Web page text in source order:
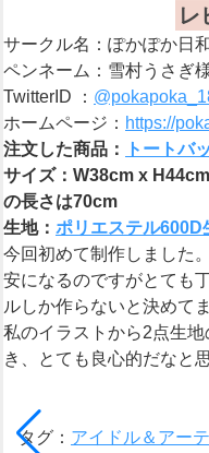
レ
サークル名：ぽかぽか日
ペンネーム：雪村うさぎ
TwitterID ：
ホームページ： https://
注文した商品：
トートバ
サイズ：W38cm x
の長さは70cm
生地： ポリエステル600D
今回初めて制作しました
安になるのですがとても
ルしか作らないと決めて
私のイラストから2点生
き、とても良心的だなと
タグ： アイドル＆アー